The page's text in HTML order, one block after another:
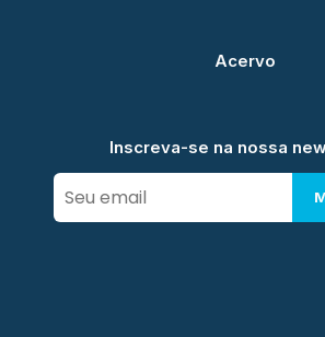
Acervo
Inscreva-se na nossa